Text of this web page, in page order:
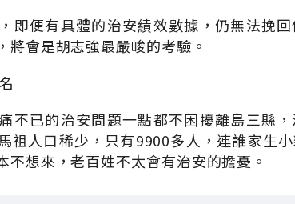
即便有具體的治安績效數據，仍無法挽
將會是胡志強最嚴峻的考驗。
不已的治安問題一點都不困擾離島三縣
祖人口稀少，只有9900多人，連誰家生
不想來，老百姓不太會有治安的擔憂。